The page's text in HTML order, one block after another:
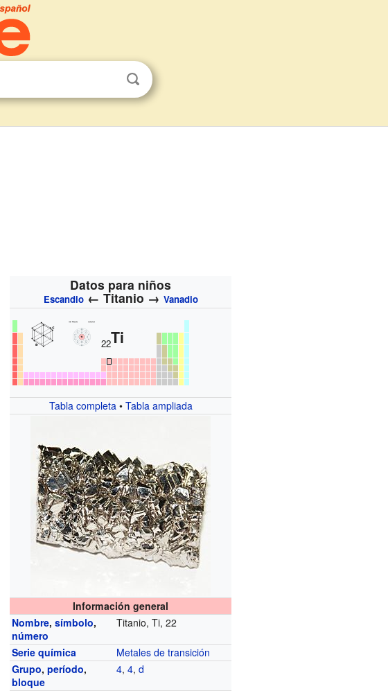
Datos para niños
Escandio← Titanio → Vanadio
22Ti
Tabla completa• Tabla ampliada
Información general
Nombre,símbolo,
número
Titanio, Ti, 22
Serie química
Metales de transición
Grupo,período,
bloque
4,4,d